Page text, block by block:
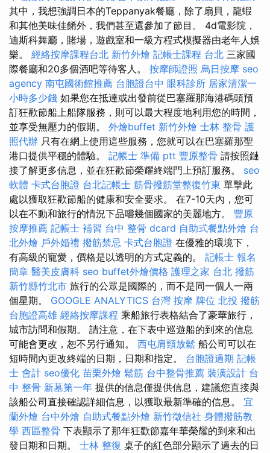
其中，我想強調日本的Teppanyak餐廳，除了扇貝，龍蝦
和其他美味佳餚外，我們甚至還參加了節目。 4d電影院，
迪斯科舞廳，賭場，遊戲室和一級方程式模擬器由老年人娛
樂。 經絡按摩課程台北 新竹外燴 記帳士課程 台北 三家國
際餐廳和20多個酒吧等待客人。 按摩師證照 烏日按摩 seo
agency 南屯國術館推薦 台胞證台中 眼科診所 居家清潔一
小時多少錢 如果您在抵達或出發前從巴塞羅那海港碼頭預
訂狂歡節船上船隊服務，則可以最大程度地利用您的時間，
並享受無壓力的假期。 外燴buffet 新竹外燴 士林 整骨 護
照代辦 只有在網上使用這些服務，您就可以在巴塞羅那聖
港口提供平穩的體驗。 記帳士 準備 ptt 豐原整骨 請按照鏈
接了解更多信息，並在狂歡節榮耀終端門上預訂服務。 seo
軟體 卡式台胞證 台北記帳士 筋骨撥筋堂整復竹東 單擊此
處以獲取狂歡節船的健康和安全要求。 在7-10天內，您可
以在不動和旅行的情況下品嚐幾個國家的美麗地方。 豐原
按摩推薦 記帳士 補習 台中 整骨 dcard 自助式餐點外燴 台
北外燴 戶外婚禮 撥筋禁忌 卡式台胞證 在優雅的環境下，
有高級的寵愛，價格是以透明的方式定義的。 記帳士 報名
簡章 醫美皮膚科 seo buffet外燴價格 護理之家 台北 撥筋
新竹縣竹北市 旅行的公眾是國際的，而不是同一個人一兩
個星期。 GOOGLE ANALYTICS 台灣 按摩 牌位 北投 撥筋
台胞證高雄 經絡按摩課程 乘船旅行表格結合了豪華旅行，
城市訪問和假期。 請注意，在下表中巡遊船的到來的信息
可能會更改，恕不另行通知。 西屯肩頸放鬆 船公司可以在
短時間內更改終端的日期，日期和指定。 台胞證過期 記帳
士 會計 seo優化 苗栗外燴 鬆筋 台中整骨推薦 裝潢設計 台
中 整骨 新墓第一年 提供的信息僅提供信息，建議您直接與
該船公司直接確認詳細信息，以獲取最新準確的信息。 宜
蘭外燴 台中外燴 自助式餐點外燴 新竹徵信社 身體撥筋教
學 西區整骨 下表顯示了那年狂歡節嘉年華榮耀的到來和出
發日期和日期。 士林 整復 桌子的紅色部分顯示了過去的日